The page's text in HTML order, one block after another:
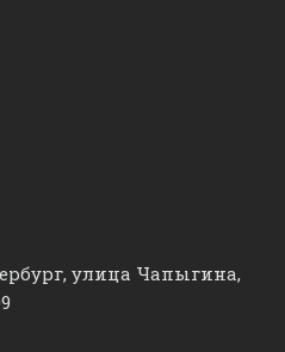
улица Чапыгина,